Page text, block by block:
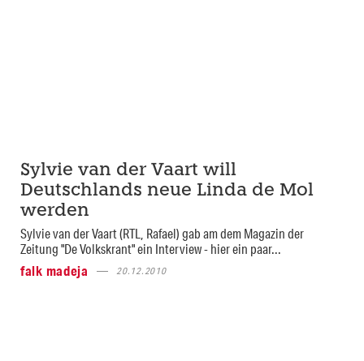
Sylvie van der Vaart will
Deutschlands neue Linda de Mol
werden
Sylvie van der Vaart (RTL, Rafael) gab am dem Magazin der
Zeitung "De Volkskrant" ein Interview - hier ein paar...
falk madeja
20.12.2010